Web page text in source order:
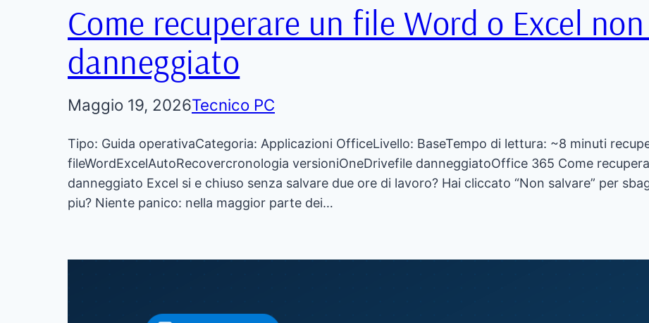
Come recuperare un file Word o Excel
danneggiato
Maggio 19, 2026Tecnico PC
Tipo: Guida operativaCategoria: Applicazioni OfficeLivello: BaseTempo di lettura: ~8 minuti
fileWordExcelAutoRecovercronologia versioniOneDrivefile danneggiatoOffice 365 Come
danneggiato Excel si e chiuso senza salvare due ore di lavoro? Hai cliccato “Non salvare” per
piu? Niente panico: nella maggior parte dei…